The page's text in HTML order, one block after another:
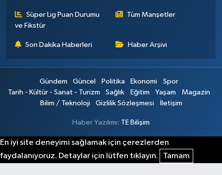
Süper Lig Puan Durumu
ve Fikstür
Tüm Manşetler
Son Dakika Haberleri Haber Arşivi
Gündem Güncel Politika Ekonomi
Spor
Tarih - Kültür - Sanat - Turizm
Sağlık Eğitim Yaşam
Magazin
Bilim / Teknoloji
Gizlilik Sözleşmesi İletişim
Haber Yazılımı: TE Bilişim
En iyi site deneyimi sağlamak için çerezlerden
faydalanıyoruz. Detaylar için lütfen tıklayın.
Tamam